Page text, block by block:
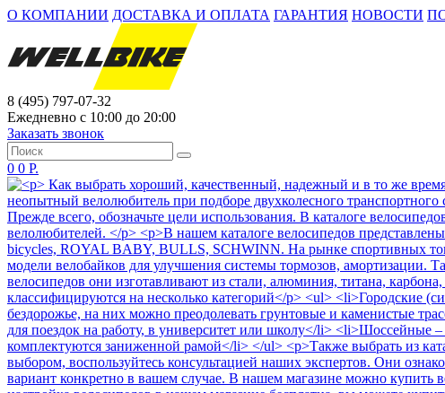
О КОМПАНИИ ДОСТАВКА И ОПЛАТА ГАРАНТИЯ НОВОСТИ
8 (495) 797-07-32
Ежедневно с 10:00 до 20:00
Заказать звонок
0 0 Р.